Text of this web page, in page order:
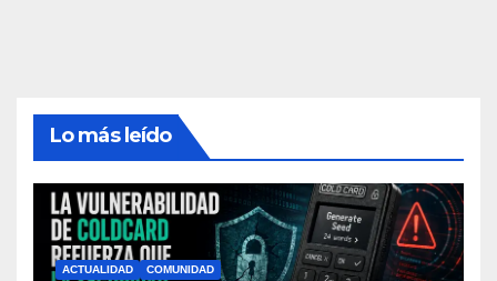
Lo más leído
ACTUALIDAD COMUNIDAD